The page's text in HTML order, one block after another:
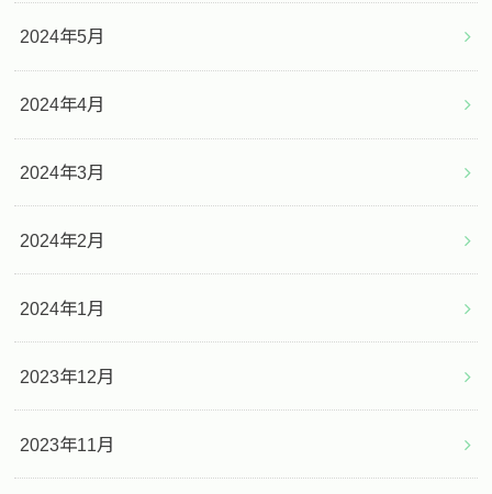
2024年5月
2024年4月
2024年3月
2024年2月
2024年1月
2023年12月
2023年11月